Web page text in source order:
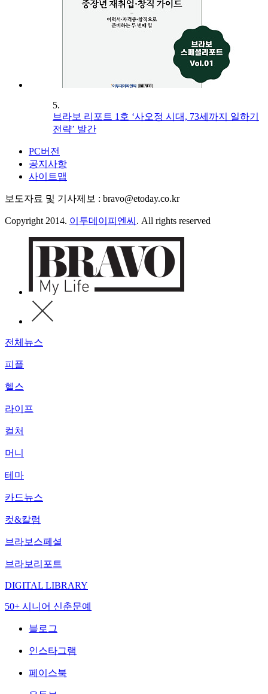
5.
브라보 리포트 1호 ‘사오정 시대, 73세까지 일하기
전략’ 발간
PC버전
공지사항
사이트맵
보도자료 및 기사제보 : bravo@etoday.co.kr
Copyright 2014. 이투데이피엔씨 . All rights reserved
전체뉴스
피플
헬스
라이프
컬처
머니
테마
카드뉴스
컷&칼럼
브라보스페셜
브라보리포트
DIGITAL LIBRARY
50+ 시니어 신춘문예
블로그
인스타그램
페이스북